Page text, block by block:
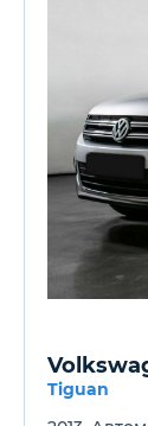
Tiguan